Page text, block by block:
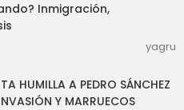
Inmigración,
yagru
HUMILLA A PEDRO SÁNCHEZ
Y MARRUECOS